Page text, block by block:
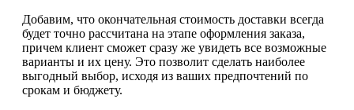
Добавим, что окончательная стоимость доставки всегда
будет точно рассчитана на этапе оформления заказа,
причем клиент сможет сразу же увидеть все возможные
варианты и их цену. Это позволит сделать наиболее
выгодный выбор, исходя из ваших предпочтений по
срокам и бюджету.